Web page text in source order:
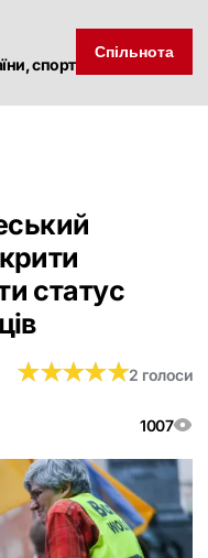
спорт
Спільнота
статус
1007
★★★★★
★★★★★2 голоси